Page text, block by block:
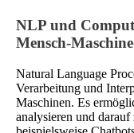
NLP und
Mensch-
Natural Language
Verarbeitung und
Maschinen. Es
analysieren und